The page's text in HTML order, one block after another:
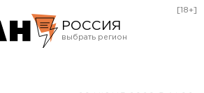
РОССИЯ
[18+]